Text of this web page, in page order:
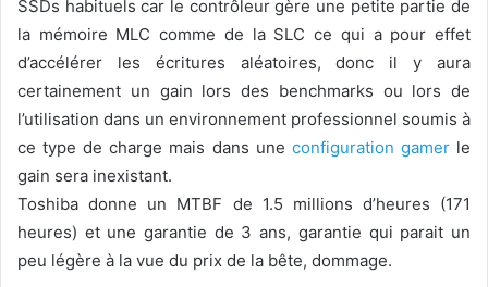
SSDs habituels car le contrôleur gère une petite partie de
la mémoire MLC comme de la SLC ce qui a pour effet
d’accélérer les écritures aléatoires, donc il y aura
certainement un gain lors des benchmarks ou lors de
l’utilisation dans un environnement professionnel soumis à
ce type de charge mais dans une configuration gamerle
gain sera inexistant.
Toshiba donne un MTBF de 1.5 millions d’heures (171
heures) et une garantie de 3 ans, garantie qui parait un
peu légère à la vue du prix de la bête, dommage.